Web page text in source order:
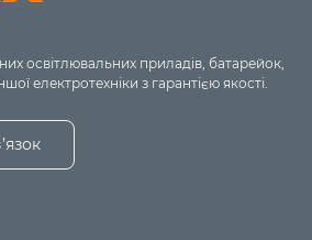
освітлювальних приладів, батарейок,
електротехніки з гарантією якості.